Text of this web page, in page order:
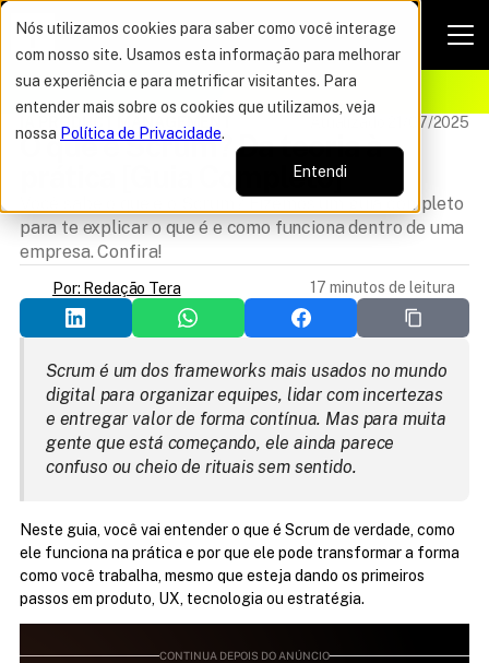
Nós utilizamos cookies para saber como você interage
com nosso site. Usamos esta informação para melhorar
sua experiência e para metrificar visitantes. Para
entender mais sobre os cookies que utilizamos, veja
nossa Política de Privacidade.
Entendi
OFERTA DO ANO VAGAS POR TEMPO LIMITADO
Atualizado 21/07/2025
O que é Scrum? Da teoria à
prática [Guia Completo]
Você sabe o que é o Scrum? Fizemos um guia completo
para te explicar o que é e como funciona dentro de uma
empresa. Confira!
Por: Redação Tera 17 minutos de leitura
Scrum é um dos frameworks mais usados no mundo
digital para organizar equipes, lidar com incertezas
e entregar valor de forma contínua. Mas para muita
gente que está começando, ele ainda parece
confuso ou cheio de rituais sem sentido.
Neste guia, você vai entender o que é Scrum de verdade, como
ele funciona na prática e por que ele pode transformar a forma
como você trabalha, mesmo que esteja dando os primeiros
passos em produto, UX, tecnologia ou estratégia.
CONTINUA DEPOIS DO ANÚNCIO